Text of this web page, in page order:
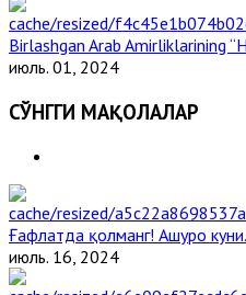
Birlashgan Arab Amirliklarining
июль. 01, 2024
СЎНГГИ МАҚОЛАЛАР
Ғафлатда қолманг! Ашуро
июль. 16, 2024